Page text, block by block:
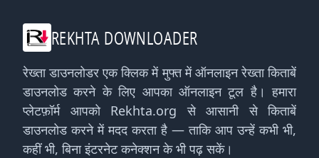
REKHTA DOWNLOADER
रेख्ता डाउनलोडर एक क्लिक में मुफ्त में ऑनलाइन रेख्ता किताबें
डाउनलोड करने के लिए आपका ऑनलाइन टूल है। हमारा
प्लेटफ़ॉर्म आपको Rekhta.org से आसानी से किताबें
डाउनलोड करने में मदद करता है — ताकि आप उन्हें कभी भी,
कहीं भी, बिना इंटरनेट कनेक्शन के भी पढ़ सकें।